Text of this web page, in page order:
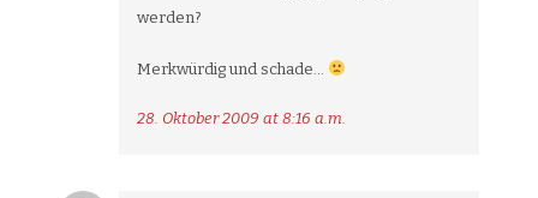
werden?
Merkwürdig und schade…
28. Oktober 2009 at 8:16 a.m.